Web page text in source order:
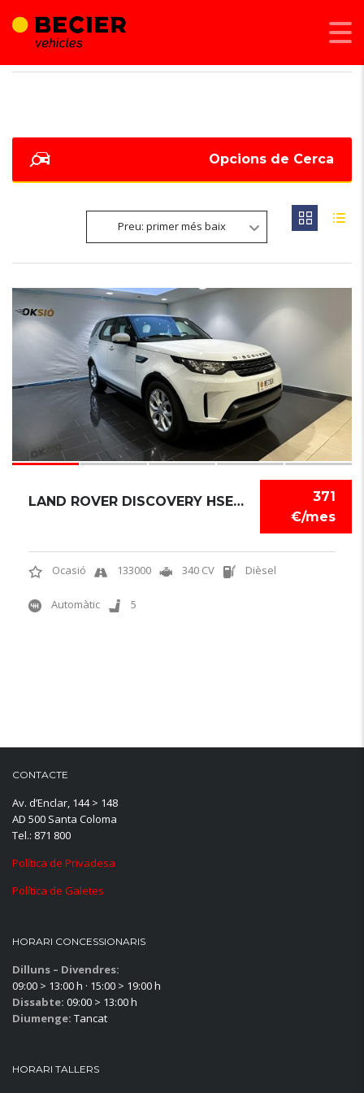
Opcions de Cerca
Preu: primer més baix
OCASIÓ
371
€/mes
LAND ROVER DISCOVERY HSE 2017
Ocasió 133000 340 CV Dièsel
Automàtic 5
CONTACTE
Av. d’Enclar, 144 > 148
AD 500 Santa Coloma
Tel.: 871 800
Política de Privadesa
Política de Galetes
HORARI CONCESSIONARIS
Dilluns – Divendres:
09:00 > 13:00 h · 15:00 > 19:00 h
Dissabte: 09:00 > 13:00 h
Diumenge: Tancat
HORARI TALLERS